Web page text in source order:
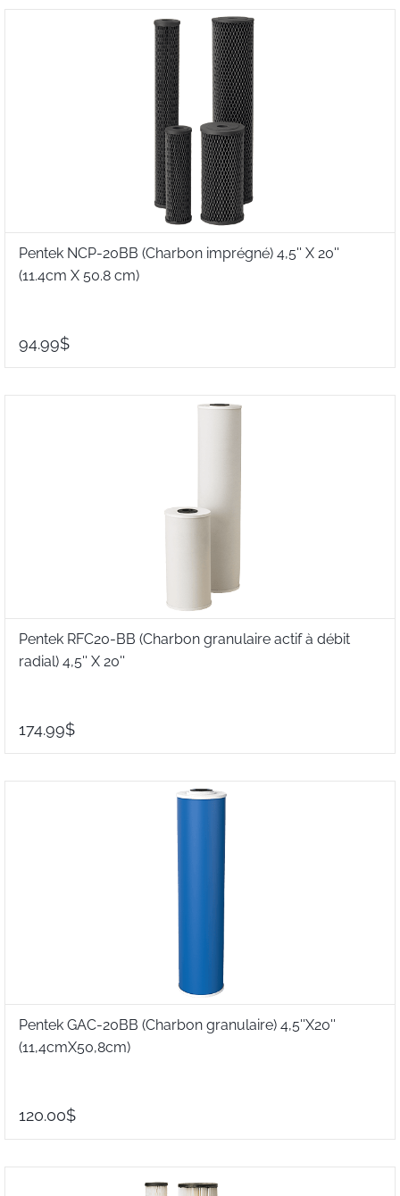
Pentek NCP-20BB (Charbon imprégné) 4,5'' X 20''
(11.4cm X 50.8 cm)
94.99$
Pentek RFC20-BB (Charbon granulaire actif à débit
radial) 4,5'' X 20''
174.99$
Pentek GAC-20BB (Charbon granulaire) 4,5''X20''
(11,4cmX50,8cm)
120.00$